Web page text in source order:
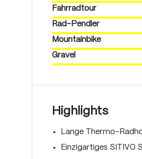
Fahrradtour
Rad-Pendler
Mountainbike
Gravel
Highlights
Lange Thermo-
Einzigartiges